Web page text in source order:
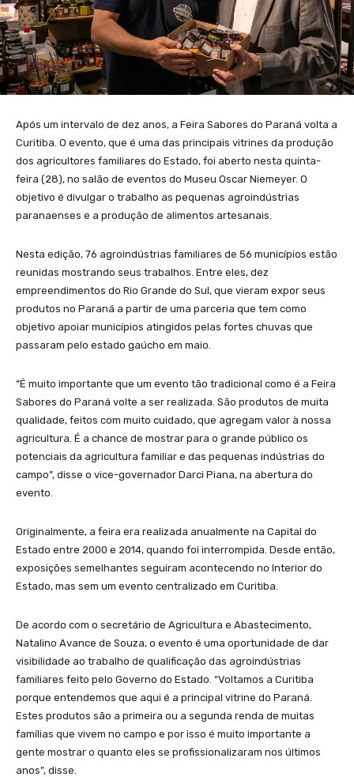
Após um intervalo de dez anos, a Feira Sabores do Paraná volta a
Curitiba. O evento, que é uma das principais vitrines da produção
dos agricultores familiares do Estado, foi aberto nesta quinta-
feira (28), no salão de eventos do Museu Oscar Niemeyer. O
objetivo é divulgar o trabalho as pequenas agroindústrias
paranaenses e a produção de alimentos artesanais.
Nesta edição, 76 agroindústrias familiares de 56 municípios estão
reunidas mostrando seus trabalhos. Entre eles, dez
empreendimentos do Rio Grande do Sul, que vieram expor seus
produtos no Paraná a partir de uma parceria que tem como
objetivo apoiar municípios atingidos pelas fortes chuvas que
passaram pelo estado gaúcho em maio.
“É muito importante que um evento tão tradicional como é a Feira
Sabores do Paraná volte a ser realizada. São produtos de muita
qualidade, feitos com muito cuidado, que agregam valor à nossa
agricultura. É a chance de mostrar para o grande público os
potenciais da agricultura familiar e das pequenas indústrias do
campo”, disse o vice-governador Darci Piana, na abertura do
evento.
Originalmente, a feira era realizada anualmente na Capital do
Estado entre 2000 e 2014, quando foi interrompida. Desde então,
exposições semelhantes seguiram acontecendo no Interior do
Estado, mas sem um evento centralizado em Curitiba.
De acordo com o secretário de Agricultura e Abastecimento,
Natalino Avance de Souza, o evento é uma oportunidade de dar
visibilidade ao trabalho de qualificação das agroindústrias
familiares feito pelo Governo do Estado. “Voltamos a Curitiba
porque entendemos que aqui é a principal vitrine do Paraná.
Estes produtos são a primeira ou a segunda renda de muitas
famílias que vivem no campo e por isso é muito importante a
gente mostrar o quanto eles se profissionalizaram nos últimos
anos”, disse.